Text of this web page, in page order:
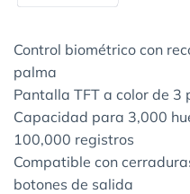
Control biométrico con
palma
Pantalla TFT a color de 3
Capacidad para 3,000
100,000 registros
Compatible con
botones de salida